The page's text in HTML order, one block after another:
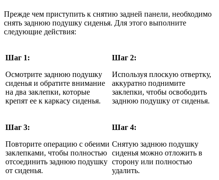
Прежде чем приступить к снятию задней панели, необходимо
снять заднюю подушку сиденья. Для этого выполните
следующие действия:
Шаг 1:
Осмотрите заднюю подушку
сиденья и обратите внимание
на два заклепки, которые
крепят ее к каркасу сиденья.
Шаг 2:
Используя плоскую отвертку,
аккуратно поднимите
заклепки, чтобы освободить
заднюю подушку от сиденья.
Шаг 3:
Повторите операцию с обеими
заклепками, чтобы полностью
отсоединить заднюю подушку
от сиденья.
Шаг 4:
Снятую заднюю подушку
сиденья можно отложить в
сторону или полностью
удалить.